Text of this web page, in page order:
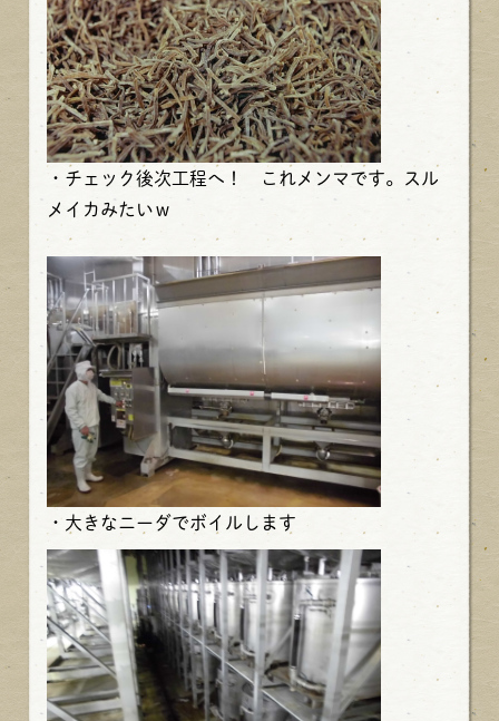
・チェック後次工程へ！ これメンマです。スル
メイカみたいｗ
・大きなニーダでボイルします